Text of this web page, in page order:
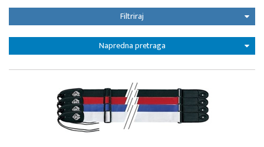
Filtriraj
Napredna pretraga